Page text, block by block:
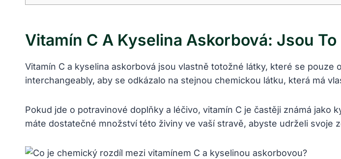
Vitamín C A Kyselina Askorbová: Jsou
Vitamín C a kyselina askorbová jsou vlastně totožné látky, které se pouze
interchangeably, aby se odkázalo na stejnou chemickou látku, která má
Pokud jde o potravinové doplňky a léčivo, vitamín C je častěji známá jako
máte dostatečné množství této živiny ve vaší stravě, abyste udrželi svoje